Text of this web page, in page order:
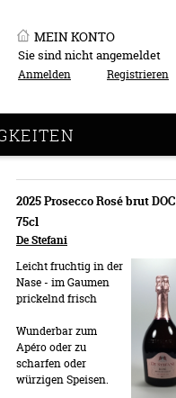
MEIN KONTO
Sie sind nicht angemeldet
Anmelden Registrieren
2025 Prosecco Rosé brut DOC
75cl
De Stefani
Leicht fruchtig in der
Nase - im Gaumen
prickelnd frisch
Wunderbar zum
Apéro oder zu
scharfen oder
würzigen Speisen.